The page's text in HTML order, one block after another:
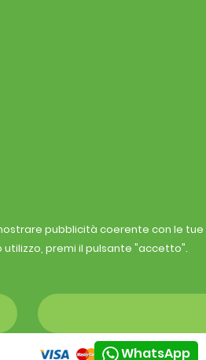
WhatsApp
pubblicità coerente con le
utilizzo, premi il pulsante "accetto".